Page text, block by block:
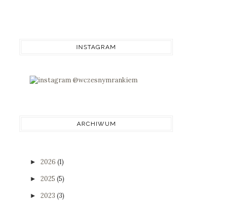
INSTAGRAM
ARCHIWUM
► 2026 (1)
► 2025 (5)
► 2023 (3)